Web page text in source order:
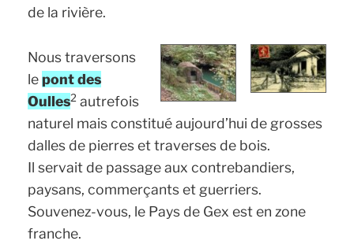
de la rivière.
Nous traversons
lepont des
Oulles2 autrefois
naturel mais constitué aujourd’hui de grosses
dalles de pierres et traverses de bois.
Il servait de passage aux contrebandiers,
paysans, commerçants et guerriers.
Souvenez-vous, le Pays de Gex est en zone
franche.